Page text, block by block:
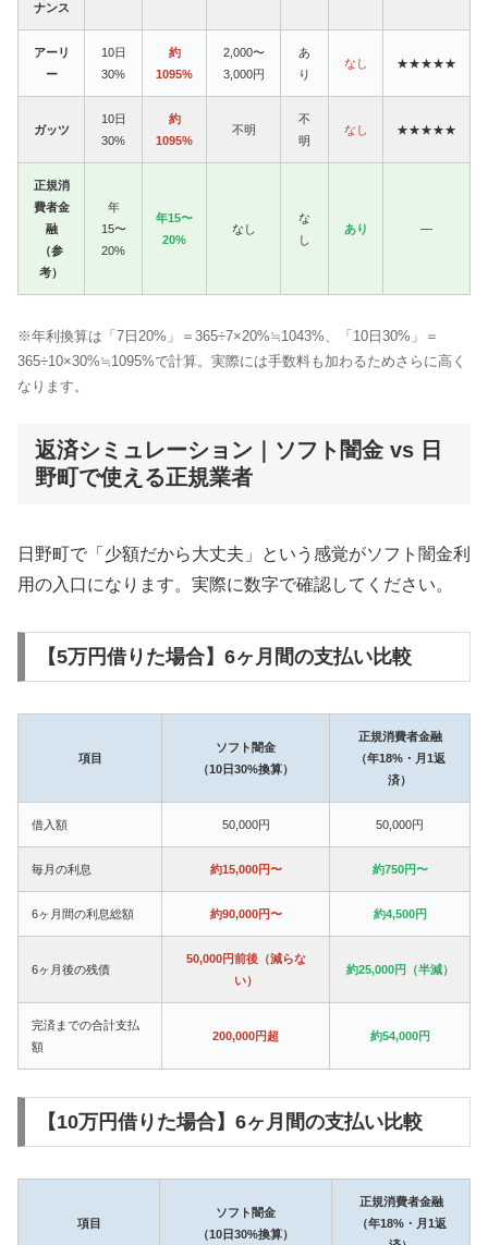
ナンス
アーリ
ー
10日
30%
約
1095%
2,000〜
3,000円
あ
り
なし ★★★★★
ガッツ
10日
30%
約
1095%
不明
不
明
なし ★★★★★
正規消
費者金
融
（参
考）
年
15〜
20%
年15〜
20%
なし
な
し
あり —
※年利換算は「7日20%」＝365÷7×20%≒1043%、「10日30%」＝
365÷10×30%≒1095%で計算。実際には手数料も加わるためさらに高く
なります。
返済シミュレーション｜ソフト闇金 vs 日
野町で使える正規業者
日野町で「少額だから大丈夫」という感覚がソフト闇金利
用の入口になります。実際に数字で確認してください。
【5万円借りた場合】6ヶ月間の支払い比較
項目
ソフト闇金
（10日30%換算）
正規消費者金融
（年18%・月1返
済）
借入額 50,000円 50,000円
毎月の利息 約15,000円〜 約750円〜
6ヶ月間の利息総額 約90,000円〜 約4,500円
6ヶ月後の残債
50,000円前後（減らな
い）
約25,000円（半減）
完済までの合計支払
額
200,000円超 約54,000円
【10万円借りた場合】6ヶ月間の支払い比較
項目
ソフト闇金
（10日30%換算）
正規消費者金融
（年18%・月1返